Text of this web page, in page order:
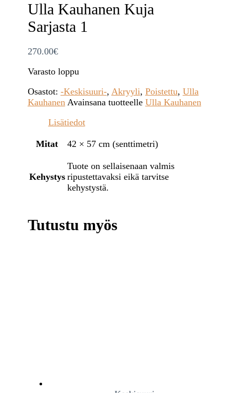
Ulla Kauhanen Kuja
Sarjasta 1
270.00€
Varasto loppu
Osastot: -Keskisuuri-, Akryyli, Poistettu, Ulla
Kauhanen Avainsana tuotteelle Ulla Kauhanen
Lisätiedot
Mitat 42 × 57 cm (senttimetri)
Kehystys
Tuote on sellaisenaan valmis
ripustettavaksi eikä tarvitse
kehystystä.
Tutustu myös